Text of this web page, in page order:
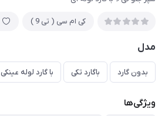
کی ام سی ( تی 9 )
مدل
بدون گارد باگارد تکی با گارد لوله عینکی
ویژگی‌ها